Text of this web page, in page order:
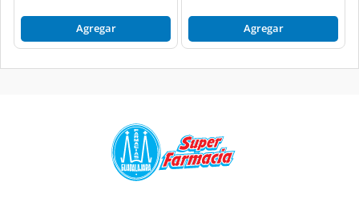
Agregar Agregar